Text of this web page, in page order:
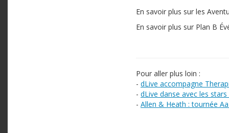
En savoir plus sur les
En savoir plus sur Plan B
Pour aller plus loin :
- dLive accompagne
- dLive danse avec les stars
- Allen & Heath : tournée